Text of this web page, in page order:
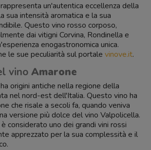
rappresenta un'autentica eccellenza della
sua intensità aromatica e la sua
Questo vino rosso corposo,
dai vitigni Corvina, Rondinella e
enogastronomica unica.
le sue peculiarità sul portale vinove.it.
vino Amarone
ha origini antiche nella regione della
nel nord-est dell'Italia. Questo vino ha
che risale a secoli fa, quando veniva
versione più dolce del vino Valpolicella.
è considerato uno dei grandi vini rossi
apprezzato per la sua complessità e il